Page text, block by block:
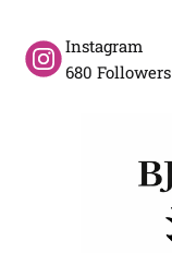
Instagram
680 Followers